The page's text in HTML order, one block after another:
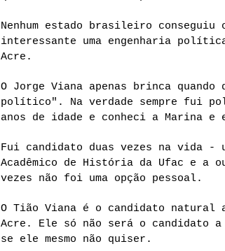
Nenhum estado brasileiro conseguiu
interessante uma engenharia
Acre.
O Jorge Viana apenas brinca quando
político". Na verdade sempre fui
anos de idade e conheci a Marina e
Fui candidato duas vezes na vida -
Acadêmico de História da Ufac e a
vezes não foi uma opção pessoal.
O Tião Viana é o candidato natural
Acre. Ele só não será o candidato a
se ele mesmo não quiser.